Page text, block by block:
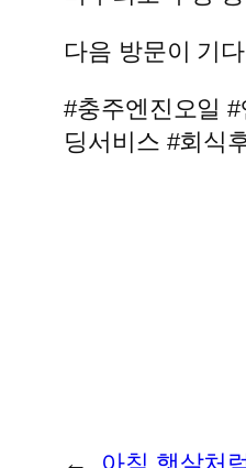
다음 방문이 기
#충주엔진오일
딩서비스 #회식